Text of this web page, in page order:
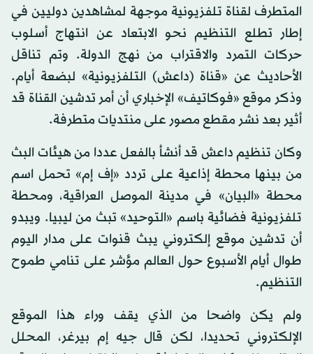
المتطرف لقناة تلفزيونية موجهة لمشاهدين دوليين في
إطار تطلع التنظيم نحو الابتعاد عن انتهاج أسلوب
حركات التمرد والاقتراب من نهج الدولة. وتم تناقل
الأحاديث عن «قناة (داعش) التلفزيونية» لبضعة أيام.
وذكر موقع «فوكاتيف» الإخباري أن أمر تدشين القناة قد
أثير بعد نشر مقطع مصور على منتديات متطرفة.
وكان تنظيم داعش قد أنشأ بالفعل عددا من هيئات البث
من بينها محطة إذاعية على تردد «إف إم» تحمل اسم
محطة «البيان» في مدينة الموصل العراقية، ومحطة
تلفزيونية فضائية باسم «التوحيد» تبث من ليبيا. ويبدو
أن تدشين موقع إلكتروني يبث قنوات على مدار اليوم
طوال أيام الأسبوع حول العالم مؤشر على تنامي طموح
التنظيم.
ولم يكن واضحا من الذي يقف وراء هذا الموقع
الإلكتروني تحديدا، لكن قال جيه إم بيرغر، المحلل